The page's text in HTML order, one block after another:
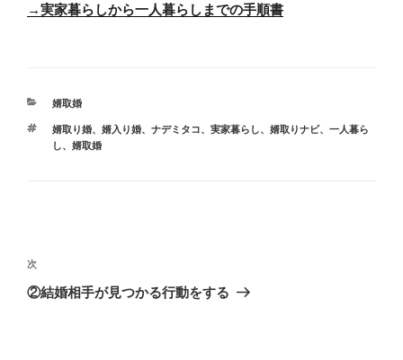
→実家暮らしから一人暮らしまでの手順書
カ
ゴ
リ
婿取婚
タ
グ
婿取り婚、 婿入り婚、 ナデミタコ、 実家暮らし、 婿取りナビ、 一人暮ら
し、 婿取婚
稿
ナ
次
の
次
②結婚相手が見つかる行動をする